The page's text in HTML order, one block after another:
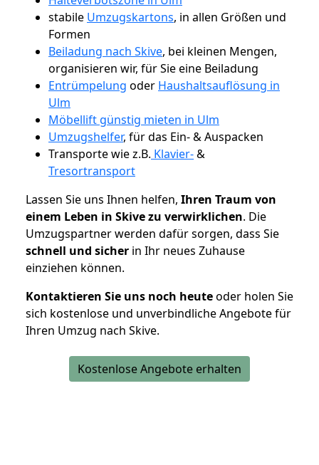
stabile Umzugskartons, in allen Größen und
Formen
Beiladung nach Skive, bei kleinen Mengen,
organisieren wir, für Sie eine Beiladung
Entrümpelung oder Haushaltsauflösung in
Ulm
Möbellift günstig mieten in Ulm
Umzugshelfer, für das Ein- & Auspacken
Transporte wie z.B. Klavier-&
Tresortransport
Lassen Sie uns Ihnen helfen, Ihren Traum von
einem Leben in Skive zu verwirklichen. Die
Umzugspartner werden dafür sorgen, dass Sie
schnell und sicher in Ihr neues Zuhause
einziehen können.
Kontaktieren Sie uns noch heuteoder holen Sie
sich kostenlose und unverbindliche Angebote für
Ihren Umzug nach Skive.
Kostenlose Angebote erhalten